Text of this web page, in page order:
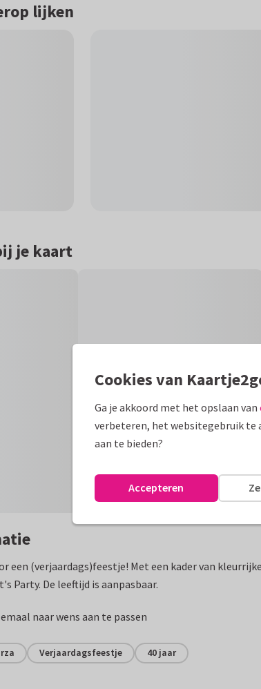
lijken
je kaart
een (verjaardags)feestje! Met een kader van kleurrijke
Party. De leeftijd is aanpasbaar.
naar wens aan te passen
Verjaardagsfeestje 40 jaar
Cookies van
Ga je akkoord met het opslaan van
verbeteren, het websitegebruik te
aan te bieden?
Accepteren